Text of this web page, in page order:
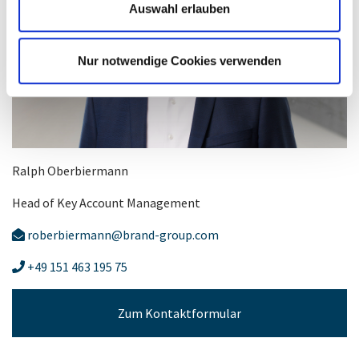
Auswahl erlauben
Nur notwendige Cookies verwenden
Ralph Oberbiermann
Head of Key Account Management
roberbiermann@brand-group.com
+49 151 463 195 75
Zum Kontaktformular